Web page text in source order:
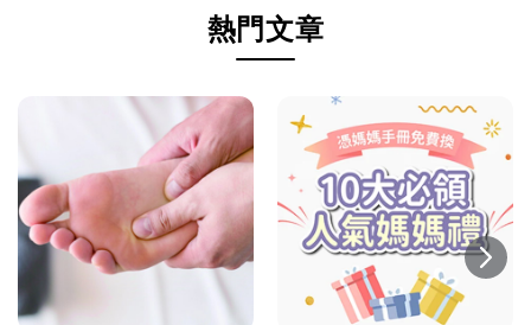
熱門文章